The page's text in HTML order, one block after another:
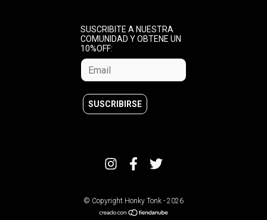
SUSCRIBITE A NUESTRA
COMUNIDAD Y OBTENE UN
10%OFF:
© Copyright Honky Tonk - 2026